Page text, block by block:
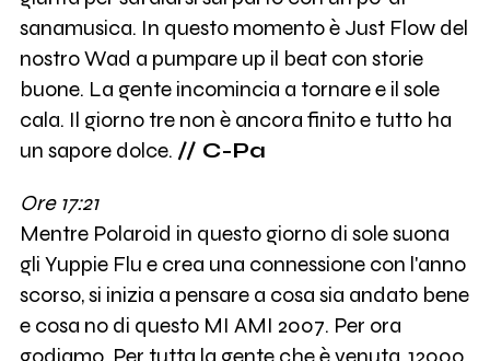
sanamusica. In questo momento è Just Flow del
nostro Wad a pumpare up il beat con storie
buone. La gente incomincia a tornare e il sole
cala. Il giorno tre non è ancora finito e tutto ha
un sapore dolce. // C-Pa
Ore 17:21
Mentre Polaroid in questo giorno di sole suona
gli Yuppie Flu e crea una connessione con l'anno
scorso, si inizia a pensare a cosa sia andato bene
e cosa no di questo MI AMI 2007. Per ora
godiamo. Per tutta la gente che è venuta, 12000